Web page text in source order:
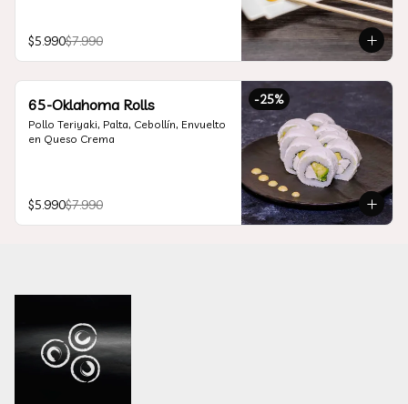
$5.990$7.990
-25%
65-Oklahoma Rolls
Pollo Teriyaki, Palta, Cebollín, Envuelto
en Queso Crema
$5.990$7.990